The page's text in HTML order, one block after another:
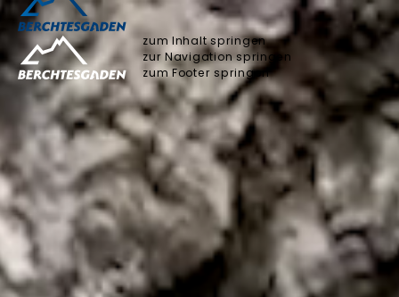
zum Inhalt springen
zur Navigation springen
zum Footer springen